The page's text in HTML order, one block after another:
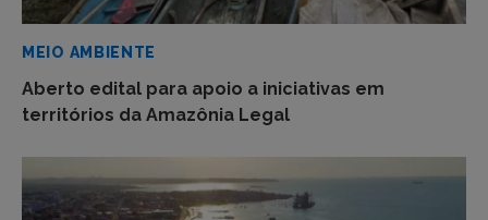
MEIO AMBIENTE
Aberto edital para apoio a iniciativas em
territórios da Amazônia Legal